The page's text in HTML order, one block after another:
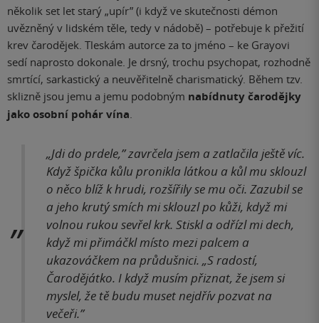
několik set let starý „upír” (i když ve skutečnosti démon
uvězněný v lidském těle, tedy v nádobě) – potřebuje k přežití
krev čarodějek. Tleskám autorce za to jméno – ke Grayovi
sedí naprosto dokonale. Je drsný, trochu psychopat, rozhodně
smrtící, sarkastický a neuvěřitelně charismatický. Během tzv.
sklizně jsou jemu a jemu podobným nabídnuty čarodějky
jako osobní pohár vína.
„Jdi do prdele,” zavrčela jsem a zatlačila ještě víc.
Když špička kůlu pronikla látkou a kůl mu sklouzl
o něco blíž k hrudi, rozšířily se mu oči. Zazubil se
a jeho krutý smích mi sklouzl po kůži, když mi
volnou rukou sevřel krk. Stiskl a odřízl mi dech,
když mi přimáčkl místo mezi palcem a
ukazováčkem na průdušnici. „S radostí,
Čarodějátko. I když musím přiznat, že jsem si
myslel, že tě budu muset nejdřív pozvat na
večeři.”